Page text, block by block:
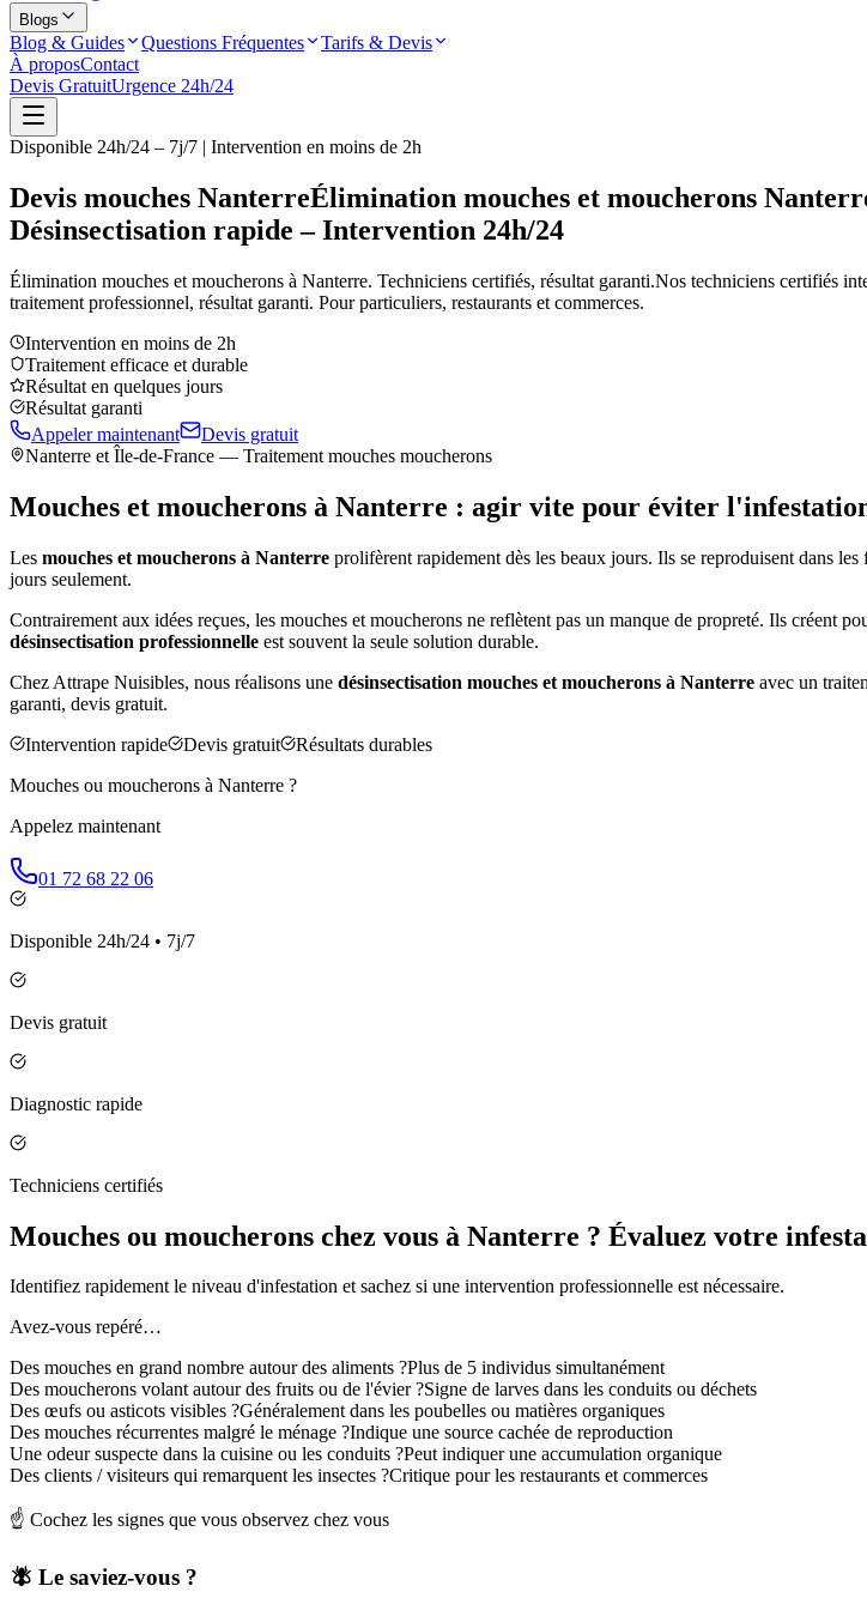
Blogs
Blog & Guides Questions Fréquentes
Tarifs & Devis
À proposContact
Devis GratuitUrgence 24h/24
Disponible 24h/24 – 7j/7 | Intervention en moins de 2h
Devis mouches NanterreÉlimination mouches et moucherons
Désinsectisation rapide – Intervention 24h/24
Élimination mouches et moucherons à Nanterre. Techniciens certifiés, résultat garanti.Nos techniciens certifiés
traitement professionnel, résultat garanti. Pour particuliers, restaurants et commerces.
Intervention en moins de 2h
Traitement efficace et durable
Résultat en quelques jours
Résultat garanti
Appeler maintenant
Devis gratuit
Nanterre et Île-de-France — Traitement mouches moucherons
Mouches et moucherons à Nanterre : agir vite pour éviter
Les mouches et moucherons à Nanterre prolifèrent rapidement dès les beaux jours. Ils se reproduisent dans
jours seulement.
Contrairement aux idées reçues, les mouches et moucherons ne reflètent pas un manque de propreté. Ils créent
désinsectisation professionnelle est souvent la seule solution durable.
Chez Attrape Nuisibles, nous réalisons une désinsectisation mouches et moucherons à Nanterre avec un
garanti, devis gratuit.
Intervention rapide
Devis gratuit
Résultats durables
Mouches ou moucherons à Nanterre ?
Appelez maintenant
01 72 68 22 06
Disponible 24h/24 • 7j/7
Devis gratuit
Diagnostic rapide
Techniciens certifiés
Mouches ou moucherons chez vous à Nanterre ? Évaluez votre
Identifiez rapidement le niveau d'infestation et sachez si une intervention professionnelle est nécessaire.
Avez-vous repéré…
Des mouches en grand nombre autour des aliments ?Plus de 5 individus simultanément
Des moucherons volant autour des fruits ou de l'évier ?Signe de larves dans les conduits ou déchets
Des œufs ou asticots visibles ?Généralement dans les poubelles ou matières organiques
Des mouches récurrentes malgré le ménage ?Indique une source cachée de reproduction
Une odeur suspecte dans la cuisine ou les conduits ?Peut indiquer une accumulation organique
Des clients / visiteurs qui remarquent les insectes ?Critique pour les restaurants et commerces
☝️ Cochez les signes que vous observez chez vous
🪰 Le saviez-vous ?